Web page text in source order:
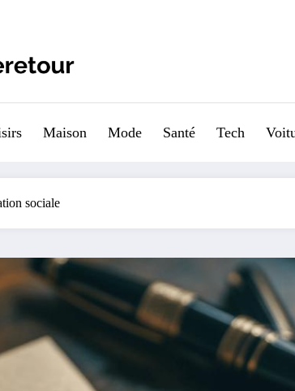
Maison Mode Santé Tech
sociale